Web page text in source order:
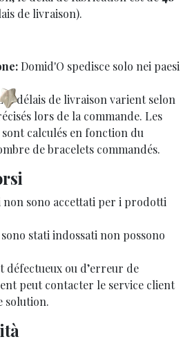
de livraison).
Domid'O spedisce solo nei paesi
délais de livraison varient selon
lors de la commande. Les
calculés en fonction du
de bracelets commandés.
sono accettati per i prodotti
stati indossati non possono
défectueux ou d’erreur de
peut contacter le service client
solution.